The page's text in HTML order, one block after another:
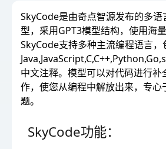
SkyCode是由奇点智源发布的多
型，采用GPT3模型结构，使用海
SkyCode支持多种主流编程语言，
中文注释。模型可以对代码进行补
作，使您从编程中解放出来，专心
题。
SkyCode功能：